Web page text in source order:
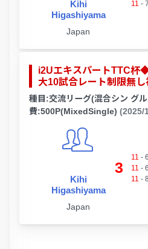
Kihi
Higashiyama
Japan
11 - 7
i2UエキスパートTTC
大10試合レート制限無
種目:交流リーグ(混合シン グ
費:500P(MixedSingle) (2025/
Kihi
Higashiyama
Japan
3
11 - 6
11 - 6
11 - 8